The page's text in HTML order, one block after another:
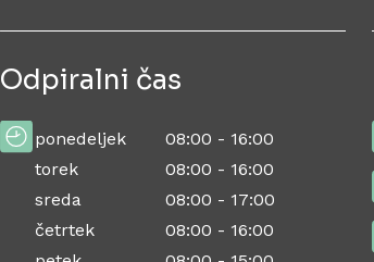
Odpiralni čas
ponedeljek
08:00 - 16:00
torek
08:00 - 16:00
sreda
08:00 - 17:00
četrtek
08:00 - 16:00